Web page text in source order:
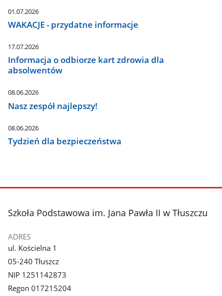
01.07.2026
WAKACJE - przydatne informacje
17.07.2026
Informacja o odbiorze kart zdrowia dla
absolwentów
08.06.2026
Nasz zespół najlepszy!
08.06.2026
Tydzień dla bezpieczeństwa
stopka
Szkoła Podstawowa im. Jana Pawła II w Tłuszczu
ADRES
ul. Kościelna 1
05-240 Tłuszcz
NIP 1251142873
Regon 017215204